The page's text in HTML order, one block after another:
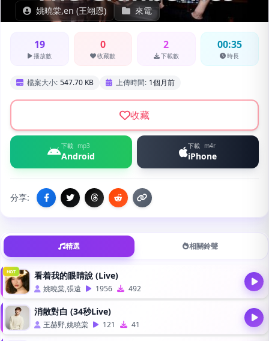
姚曉棠,en (王翊恩) 來電
19
播放數
0
收藏數
2
下載數
00:35
時長
檔案大小: 547.70 KB 上傳時間: 1個月前
收藏
下載 mp3
Android
下載 m4r
iPhone
分享:
精選 相關鈴聲
HOT 看着我的眼睛說 (Live)
姚曉棠,張遠 1956 492
消散對白 (34秒Live)
王赫野,姚曉棠 121 41